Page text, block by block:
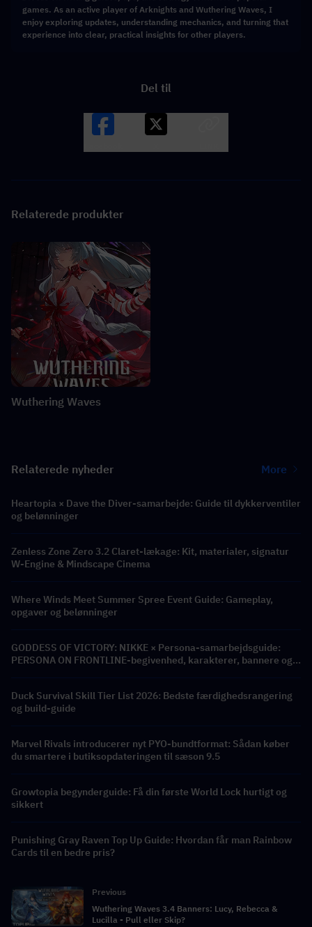
games. As an active player of Arknights and Wuthering Waves, I
enjoy exploring updates, understanding mechanics, and turning that
experience into clear, practical insights for other players.
Del til
Relaterede produkter
Wuthering Waves
Relaterede nyheder More
Heartopia × Dave the Diver-samarbejde: Guide til dykkerventiler
og belønninger
Zenless Zone Zero 3.2 Claret-lækage: Kit, materialer, signatur
W-Engine & Mindscape Cinema
Where Winds Meet Summer Spree Event Guide: Gameplay,
opgaver og belønninger
GODDESS OF VICTORY: NIKKE × Persona-samarbejdsguide:
PERSONA ON FRONTLINE-begivenhed, karakterer, bannere og
Duck Survival Skill Tier List 2026: Bedste færdighedsrangering
og build-guide
Marvel Rivals introducerer nyt PYO-bundtformat: Sådan køber
du smartere i butiksopdateringen til sæson 9.5
Growtopia begynderguide: Få din første World Lock hurtigt og
sikkert
Punishing Gray Raven Top Up Guide: Hvordan får man Rainbow
Cards til en bedre pris?
Previous
Wuthering Waves 3.4 Banners: Lucy, Rebecca &
Lucilla - Pull eller Skip?